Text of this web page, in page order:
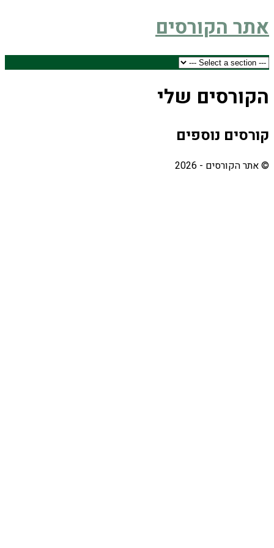
אתר הקורסים
הקורסים שלי
קורסים נוספים
© אתר הקורסים - 2026